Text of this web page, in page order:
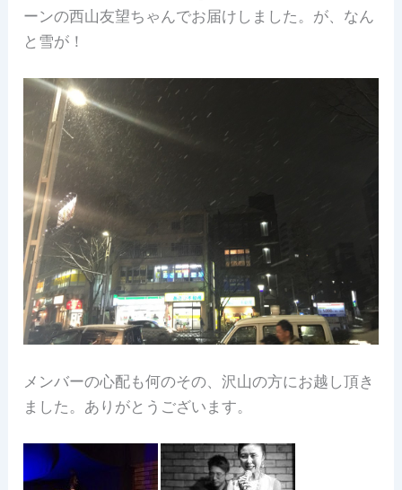
ーンの西山友望ちゃんでお届けしました。 が、なん
と雪が！
メンバーの心配も何のその、沢山の方にお越し頂き
ました。ありがとうございます。